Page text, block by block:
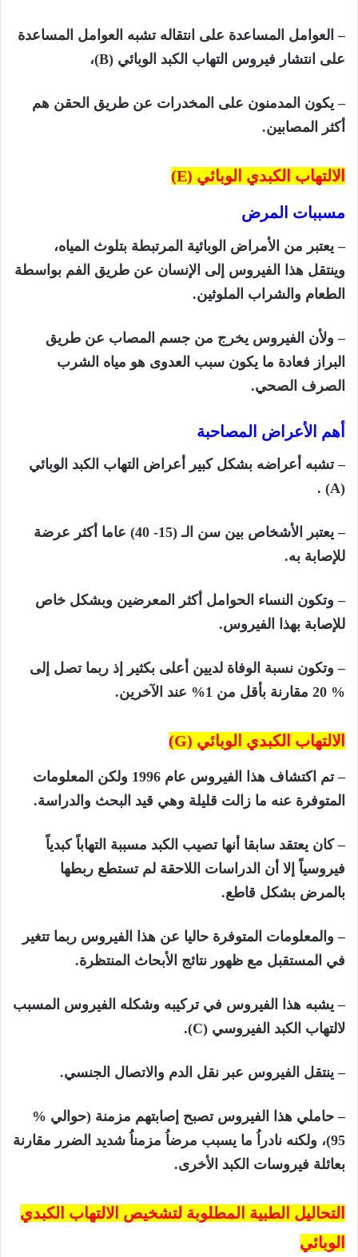
– العوامل المساعدة على انتقاله تشبه العوامل المساعدة
على انتشار فيروس التهاب الكبد الوبائي (B) ،
– يكون المدمنون على المخدرات عن طريق الحقن هم
أكثر المصابين.
الالتهاب الكبدي الوبائي (E)
مسببات المرض
– يعتبر من الأمراض الوبائية المرتبطة بتلوث المياه،
وينتقل هذا الفيروس إلى الإنسان عن طريق الفم بواسطة
الطعام والشراب الملوثين.
– ولأن الفيروس يخرج من جسم المصاب عن طريق
البراز فعادة ما يكون سبب العدوى هو مياه الشرب
الصرف الصحي.
أهم الأعراض المصاحبة
– تشبه أعراضه بشكل كبير أعراض التهاب الكبد الوبائي
(
A)
.
– يعتبر الأشخاص بين سن الـ (15- 40) عاما أكثر عرضة
للإصابة به.
– وتكون النساء الحوامل أكثر المعرضين وبشكل خاص
للإصابة بهذا الفيروس.
– وتكون نسبة الوفاة لديين أعلى بكثير إذ ربما تصل إلى
% 20 مقارنة بأقل من 1% عند الآخرين.
الالتهاب الكبدي الوبائي (G)
– تم اكتشاف هذا الفيروس عام 1996 ولكن المعلومات
المتوفرة عنه ما زالت قليلة وهي قيد البحث والدراسة.
– كان يعتقد سابقا أنها تصيب الكبد مسببة التهاباً كبدياً
فيروسياً إلا أن الدراسات اللاحقة لم تستطع ربطها
بالمرض بشكل قاطع.
– والمعلومات المتوفرة حاليا عن هذا الفيروس ربما تتغير
في المستقبل مع ظهور نتائج الأبحاث المنتظرة.
– يشبه هذا الفيروس في تركيبه وشكله الفيروس المسبب
لالتهاب الكبد الفيروسي (C)
.
– ينتقل الفيروس عبر نقل الدم والاتصال الجنسي.
– حاملي هذا الفيروس تصبح إصابتهم مزمنة (حوالي %
95)، ولكنه نادراُ ما يسبب مرضاُ مزمناُ شديد الضرر مقارنة
بعائلة فيروسات الكبد الأخرى.
التحاليل الطبية المطلوبة لتشخيص الالتهاب الكبدي
الوبائي